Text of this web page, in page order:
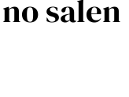
salen